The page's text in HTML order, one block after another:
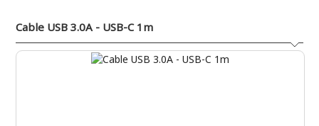
Cable USB 3.0A - USB-C 1m